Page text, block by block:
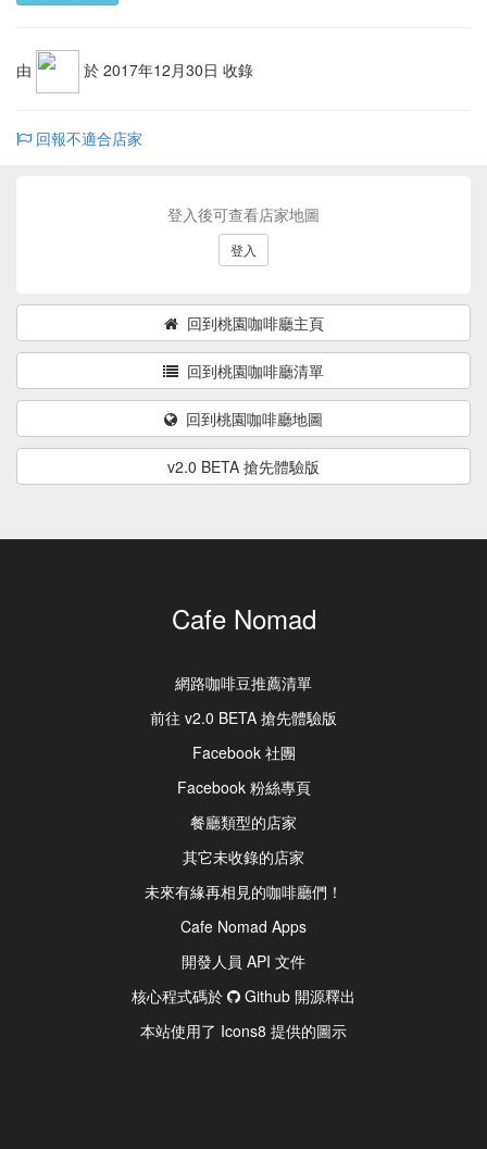
由 於 2017年12月30日 收錄
回報不適合店家
登入後可查看店家地圖
登入
回到桃園咖啡廳主頁
回到桃園咖啡廳清單
回到桃園咖啡廳地圖
v2.0 BETA 搶先體驗版
Cafe Nomad
網路咖啡豆推薦清單
前往 v2.0 BETA 搶先體驗版
Facebook 社團
Facebook 粉絲專頁
餐廳類型的店家
其它未收錄的店家
未來有緣再相見的咖啡廳們！
Cafe Nomad Apps
開發人員 API 文件
核心程式碼於
Github 開源釋出
本站使用了 Icons8 提供的圖示